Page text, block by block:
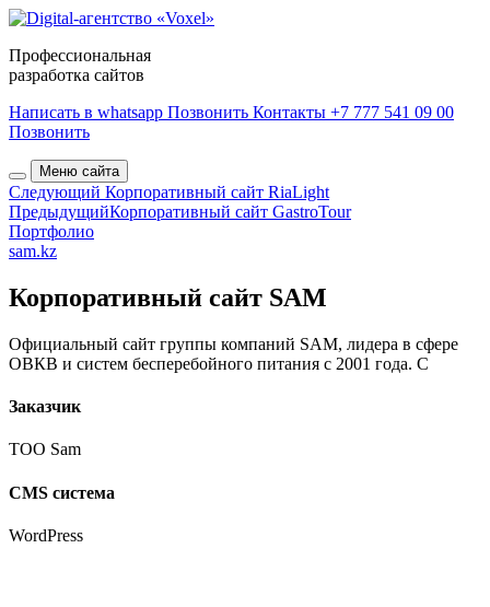
Профессиональная
разработка сайтов
Написать в whatsapp Позвонить Контакты +7 777 541 09 00
Позвонить
Меню сайта
Следующий Корпоративный сайт RiaLight
ПредыдущийКорпоративный сайт GastroTour
Портфолио
sam.kz
Корпоративный сайт SAM
Официальный сайт группы компаний SAM, лидера в сфере
ОВКВ и систем бесперебойного питания с 2001 года. С
Заказчик
ТОО Sam
CMS система
WordPress